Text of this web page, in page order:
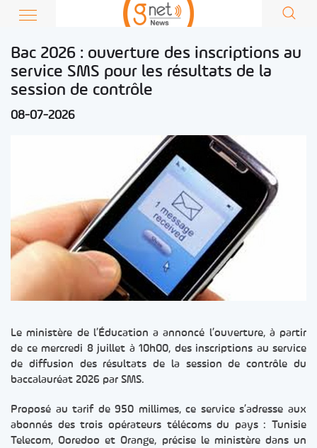
Bac 2026 : ouverture des inscriptions au
service SMS pour les résultats de la
session de contrôle
08-07-2026
Le ministère de l’Éducation a annoncé l’ouverture, à partir
de ce mercredi 8 juillet à 10h00, des inscriptions au service
de diffusion des résultats de la session de contrôle du
baccalauréat 2026 par SMS.
Proposé au tarif de 950 millimes, ce service s’adresse aux
abonnés des trois opérateurs télécoms du pays : Tunisie
Telecom, Ooredoo et Orange, précise le ministère dans un